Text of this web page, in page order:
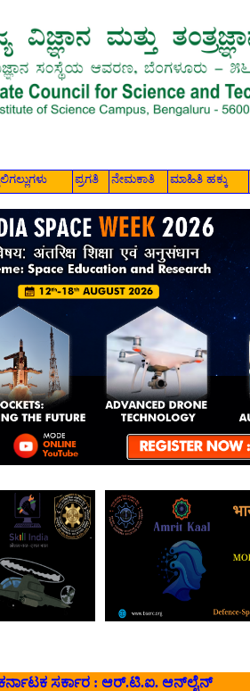
ಸರ್ಕಾರ : ಆರ್‌.ಟಿ.ಐ. ಆನ್‌ಲೈನ್
ಪ್ರಗತಿ ನೇಮಕಾತಿ ಮಾಹಿತಿ ಹಕ್ಕು